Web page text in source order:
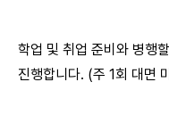
학업 및 취업 준비와 병행
진행합니다. (주 1회 대면